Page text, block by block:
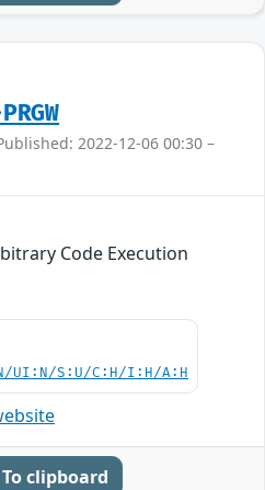
2022-12-06 00:30 –
Code Execution
UI:N/S:U/C:H/I:H/A:H
To clipboard